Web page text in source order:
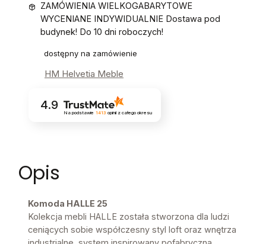
ZAMÓWIENIA WIELKOGABARYTOWE
WYCENIANE INDYWIDUALNIE Dostawa pod
budynek! Do 10 dni roboczych!
dostępny na zamówienie
HM Helvetia Meble
4.9
Na podstawie 1413 opinii z całego okresu
Opis
Komoda HALLE 25
Kolekcja mebli HALLE została stworzona dla ludzi
ceniących sobie współczesny styl loft oraz wnętrza